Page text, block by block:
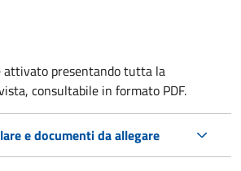
attivato presentando tutta la
consultabile in formato PDF.
e documenti da allegare